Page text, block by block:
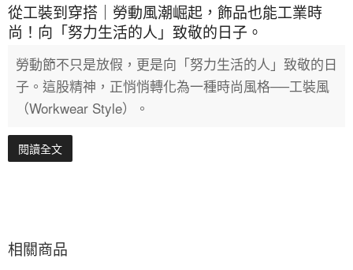
從工裝到穿搭｜勞動風潮崛起，飾品也能工業時
尚！向「努力生活的人」致敬的日子。
勞動節不只是放假，更是向「努力生活的人」致敬的日
子。這股精神，正悄悄轉化為一種時尚風格──工裝風
（Workwear Style）。
閱讀全文
相關商品